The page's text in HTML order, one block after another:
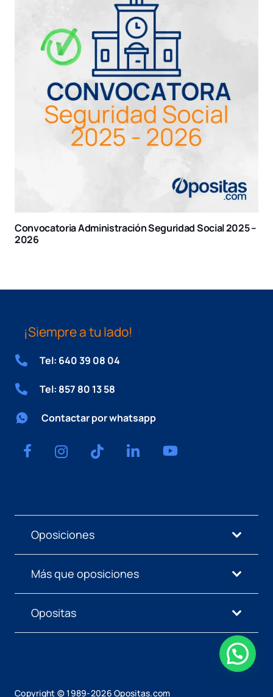
Convocatoria Administración Seguridad Social 2025 –
2026
¡Siempre a tu lado!
Tel: 640 39 08 04
Tel: 857 80 13 58
Contactar por whatsapp
Oposiciones
Más que oposiciones
Opositas
Copyright © 1989-2026 Opositas.com